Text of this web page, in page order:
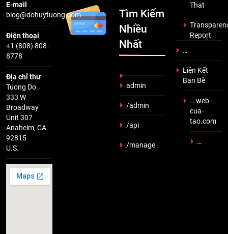
E-mail
blog@dohuytuong.com
Điện thoại
+1 (808) 808 -
8778
Địa chỉ thư
Tuong Do
333 W
Broadway
Unit 307
Anaheim, CA
92815
U.S.
Tìm Kiếm
Nhiều
Nhất
admin
/admin
/api
/manage
That
Report
…
Liên Kết
Bạn Bè
… web-
cua-
tao.com
…